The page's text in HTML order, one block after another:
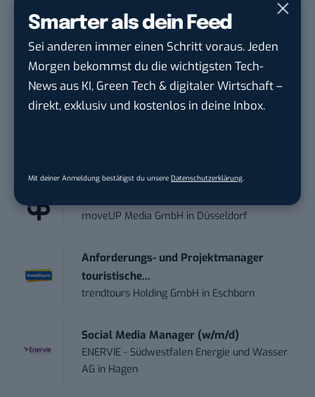
Smarter als dein Feed
Sei anderen immer einen Schritt voraus. Jeden
Morgen bekommst du die wichtigsten Tech-
News aus KI, Green Tech & digitaler Wirtschaft –
direkt, exklusiv und kostenlos in deine Inbox.
Mit deiner Anmeldung bestätigst du unsere Datenschutzerklärung.
KI, Green Tech und die Tech-Themen von Morgen
geht? Über 12.000 smarte Leser bekommen jeden
Tag UPDATE, unser Tech-Briefing mit den
wichtigsten News des Tages – und sichern sich
damit ihren Vorsprung.Hier kannst du dich
moveUP Media GmbH in Düsseldorf
Anforderungs- und Projektmanager
touristische...
trendtours Holding GmbH in Eschborn
Social Media Manager (w/m/d)
ENERVIE - Südwestfalen Energie und Wasser
AG in Hagen